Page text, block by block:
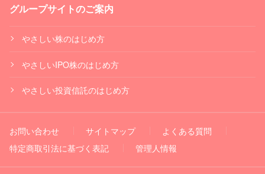
グループサイトのご案内
やさしい株のはじめ方
やさしいIPO株のはじめ方
やさしい投資信託のはじめ方
お問い合わせ サイトマップ
よくある質問
特定商取引法に基づく表記
管理人情報